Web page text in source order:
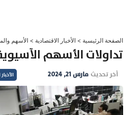
الصفحة الرئيسية > الأخبار الاقتصادية > الأسهم
تداولات الأسهم الآسيوية 18-10-
آخر تحديث مارس 21, 2024